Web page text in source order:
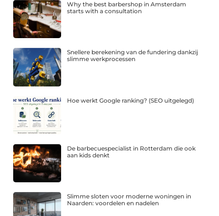
Why the best barbershop in Amsterdam
starts with a consultation
Snellere berekening van de fundering dankzij
slimme werkprocessen
Hoe werkt Google ranking? (SEO uitgelegd)
De barbecuespecialist in Rotterdam die ook
aan kids denkt
Slimme sloten voor moderne woningen in
Naarden: voordelen en nadelen